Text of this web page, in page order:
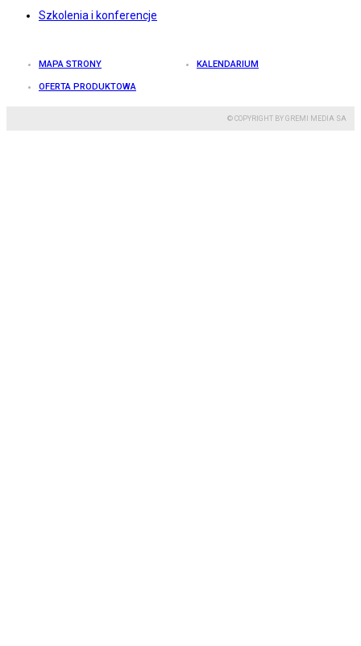
Szkolenia i konferencje
MAPA STRONY KALENDARIUM
OFERTA PRODUKTOWA
© COPYRIGHT BY GREMI MEDIA SA